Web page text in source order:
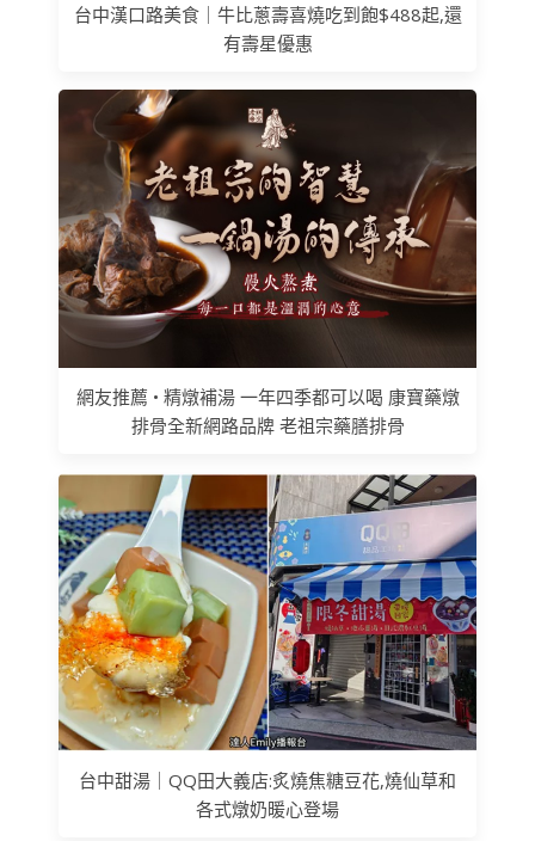
台中漢口路美食｜牛比蔥壽喜燒吃到飽$488起,還
有壽星優惠
網友推薦 • 精燉補湯 一年四季都可以喝 康寶藥燉
排骨全新網路品牌 老祖宗藥膳排骨
台中甜湯｜QQ田大義店:炙燒焦糖豆花,燒仙草和
各式燉奶暖心登場